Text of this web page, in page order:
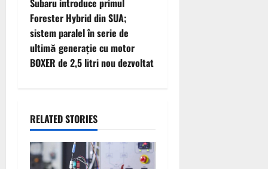
n
a
v
g
a
Subaru introduce primul
Forester Hybrid din SUA;
sistem paralel în serie de
ultimă generație cu motor
BOXER de 2,5 litri nou dezvoltat
RELATED STORIES